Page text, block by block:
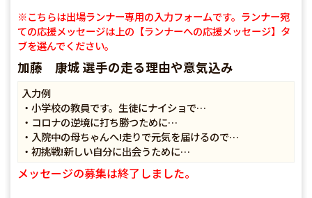
※こちらは出場ランナー専用の入力フォームです。ランナー宛
ての応援メッセージは上の【ランナーへの応援メッセージ】タ
ブを選んでください。
加藤 康城 選手の走る理由や意気込み
入力例
・小学校の教員です。生徒にナイショで…
・コロナの逆境に打ち勝つために…
・入院中の母ちゃんへ!走りで元気を届けるので…
・初挑戦!新しい自分に出会うために…
メッセージの募集は終了しました。